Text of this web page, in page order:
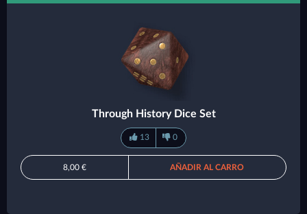
Through History Dice Set
13 0
8,00 € AÑADIR AL CARRO